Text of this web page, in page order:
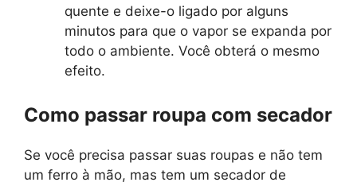
quente e deixe-o ligado por alguns
minutos para que o vapor se expanda por
todo o ambiente. Você obterá o mesmo
efeito.
Como passar roupa com secador
Se você precisa passar suas roupas e não tem
um ferro à mão, mas tem um secador de